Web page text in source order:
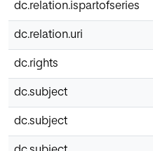
dc.relation.ispartofseries
dc.relation.uri
dc.rights
dc.subject
dc.subject